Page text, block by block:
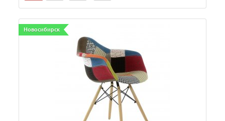
Новосибирск